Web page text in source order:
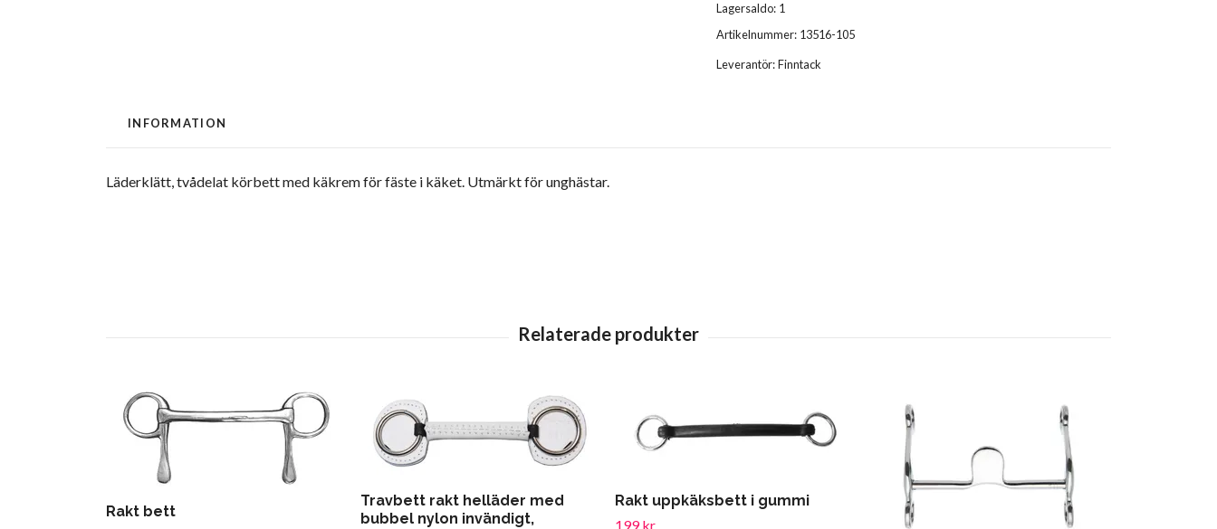
Lagersaldo: 1
Artikelnummer: 13516-105
Leverantör:Finntack
INFORMATION
Läderklätt, tvådelat körbett med käkrem för fäste i käket. Utmärkt för unghästar.
Rakt bett
Travbett rakt helläder med
bubbel nylon invändigt,
Rakt uppkäksbett i gummi
199 kr